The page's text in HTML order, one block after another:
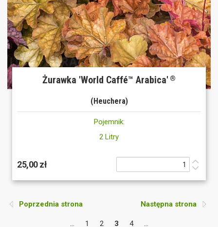
Żurawka 'World Caffé™ Arabica' ®
(Heuchera)
Pojemnik:
2 Litry
25,00 zł
Poprzednia strona
... 1 2 3 4 ...
Następna strona